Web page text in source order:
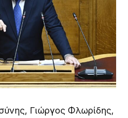
Γιώργος Φλωρίδης,